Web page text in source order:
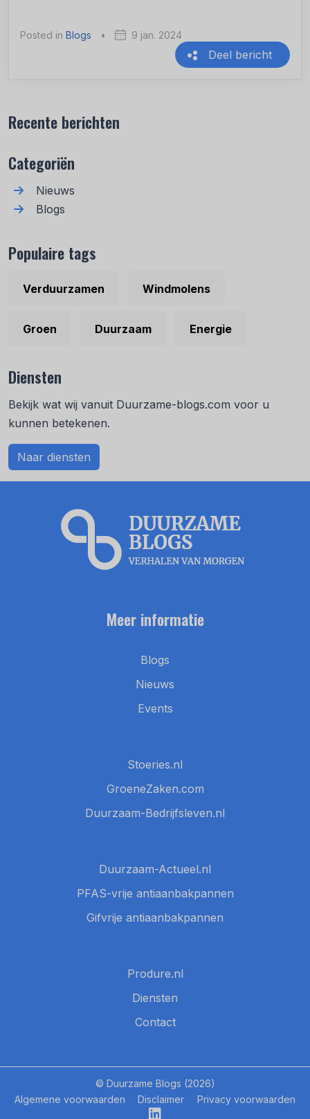
Posted in Blogs • 9 jan. 2024
Deel bericht
Recente berichten
Categoriën
Nieuws
Blogs
Populaire tags
Verduurzamen Windmolens
Groen Duurzaam Energie
Diensten
Bekijk wat wij vanuit Duurzame-blogs.com voor u
kunnen betekenen.
Naar diensten
Meer informatie
Blogs
Nieuws
Events
Stoeries.nl
GroeneZaken.com
Duurzaam-Bedrijfsleven.nl
Duurzaam-Actueel.nl
PFAS-vrije antiaanbakpannen
Gifvrije antiaanbakpannen
Produre.nl
Diensten
Contact
© Duurzame Blogs (2026)
Algemene voorwaarden
Disclaimer Privacy voorwaarden